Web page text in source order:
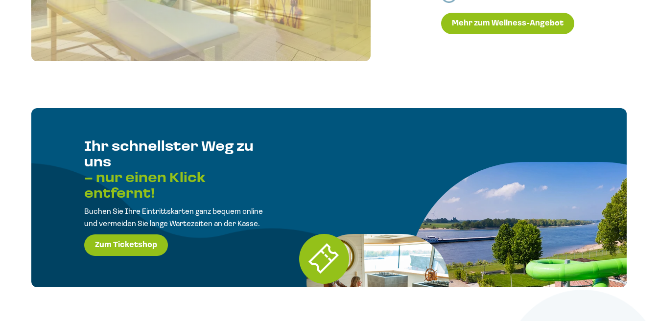
Mehr zum Wellness-Angebot
Ihr schnellster Weg zu
uns
– nur einen Klick
entfernt!
Buchen Sie Ihre Eintrittskarten ganz bequem online
und vermeiden Sie lange Wartezeiten an der Kasse.
Zum Ticketshop